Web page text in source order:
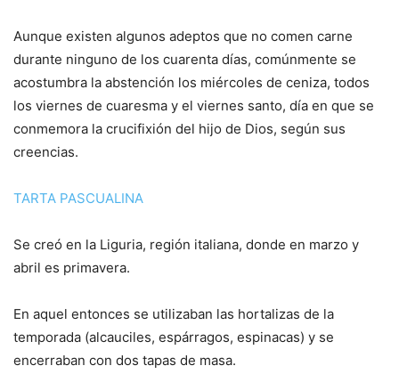
Aunque existen algunos adeptos que no comen carne
durante ninguno de los cuarenta días, comúnmente se
acostumbra la abstención los miércoles de ceniza, todos
los viernes de cuaresma y el viernes santo, día en que se
conmemora la crucifixión del hijo de Dios, según sus
creencias.
TARTA PASCUALINA
Se creó en la Liguria, región italiana, donde en marzo y
abril es primavera.
En aquel entonces se utilizaban las hortalizas de la
temporada (alcauciles, espárragos, espinacas) y se
encerraban con dos tapas de masa.